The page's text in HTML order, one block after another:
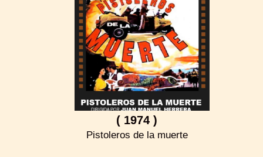
( 1974 )
Pistoleros de la muerte